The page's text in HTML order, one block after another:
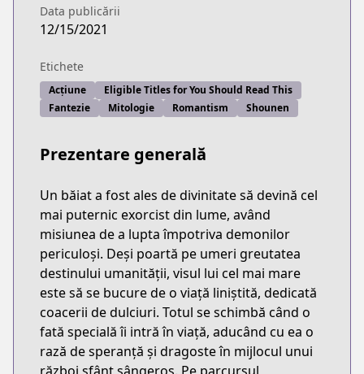
Data publicării
12/15/2021
Etichete
Acțiune
Eligible Titles for You Should Read This
Fantezie
Mitologie Romantism Shounen
Prezentare generală
Un băiat a fost ales de divinitate să devină cel
mai puternic exorcist din lume, având
misiunea de a lupta împotriva demonilor
periculoși. Deși poartă pe umeri greutatea
destinului umanității, visul lui cel mai mare
este să se bucure de o viață liniștită, dedicată
coacerii de dulciuri. Totul se schimbă când o
fată specială îi intră în viață, aducând cu ea o
rază de speranță și dragoste în mijlocul unui